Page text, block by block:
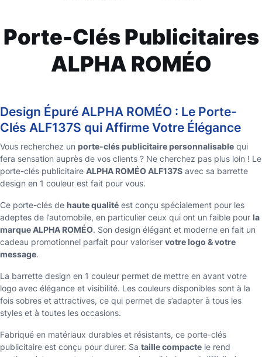
Porte-Clés Publicitaires
ALPHA ROMÉO
Design Épuré ALPHA ROMÉO : Le Porte-
Clés ALF137S qui Affirme Votre Élégance
Vous recherchez un porte-clés publicitaire personnalisable qui
fera sensation auprès de vos clients ? Ne cherchez pas plus loin ! Le
porte-clés publicitaire ALPHA ROMÉO ALF137S avec sa barrette
design en 1 couleur est fait pour vous.
Ce porte-clés de haute qualité est conçu spécialement pour les
adeptes de l’automobile, en particulier ceux qui ont un faible pour la
marque ALPHA ROMÉO. Son design élégant et moderne en fait un
cadeau promotionnel parfait pour valoriser votre logo & votre
message.
La barrette design en 1 couleur permet de mettre en avant votre
logo avec élégance et visibilité. Les couleurs disponibles sont à la
fois sobres et attractives, ce qui permet de s’adapter à tous les
styles et à toutes les occasions.
Fabriqué en matériaux durables et résistants, ce porte-clés
publicitaire est conçu pour durer. Sa taille compacte le rend